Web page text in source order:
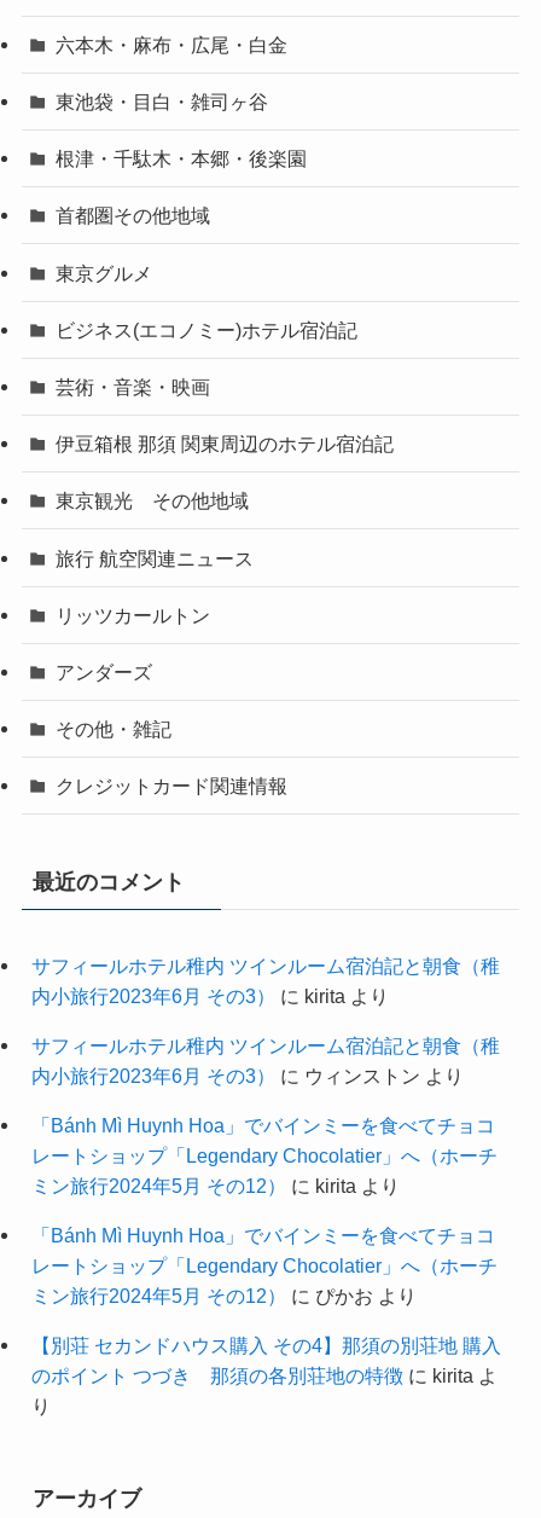
六本木・麻布・広尾・白金
東池袋・目白・雑司ヶ谷
根津・千駄木・本郷・後楽園
首都圏その他地域
東京グルメ
ビジネス(エコノミー)ホテル宿泊記
芸術・音楽・映画
伊豆箱根 那須 関東周辺のホテル宿泊記
東京観光 その他地域
旅行 航空関連ニュース
リッツカールトン
アンダーズ
その他・雑記
クレジットカード関連情報
最近のコメント
サフィールホテル稚内 ツインルーム宿泊記と朝食（稚
内小旅行2023年6月 その3）
に kirita より
サフィールホテル稚内 ツインルーム宿泊記と朝食（稚
内小旅行2023年6月 その3）
に ウィンストン より
「Bánh Mì Huynh Hoa」でバインミーを食べてチョコ
レートショップ「Legendary Chocolatier」へ（ホーチ
ミン旅行2024年5月 その12）
に kirita より
「Bánh Mì Huynh Hoa」でバインミーを食べてチョコ
レートショップ「Legendary Chocolatier」へ（ホーチ
ミン旅行2024年5月 その12）
に ぴかお より
【別荘 セカンドハウス購入 その4】那須の別荘地 購入
のポイント つづき 那須の各別荘地の特徴に kirita よ
り
アーカイブ